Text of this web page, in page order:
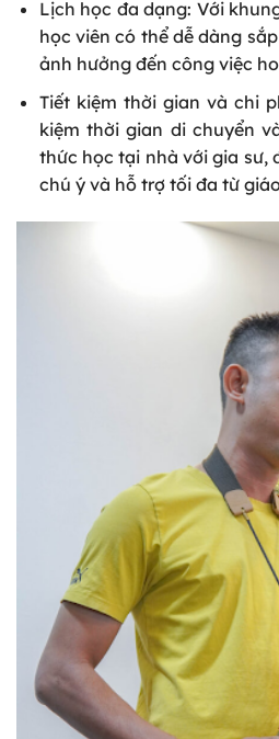
Lịch học đa dạng: Với
học viên có thể dễ dàng
ảnh hưởng đến công việc
Tiết kiệm thời gian và chi
kiệm thời gian di chuyển
thức học tại nhà với gia sư,
chú ý và hỗ trợ tối đa từ